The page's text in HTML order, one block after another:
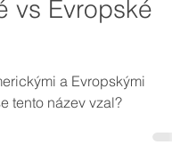
vs Evropské